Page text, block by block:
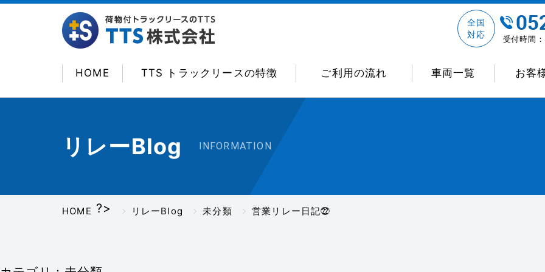
全国
対応
受付時間
HOME TTS トラックリースの特徴 ご利用の流れ 車両一覧 お客
リレーBlog INFORMATION
HOME ?> リレーBlog 未分類 営業リレー日記㉒